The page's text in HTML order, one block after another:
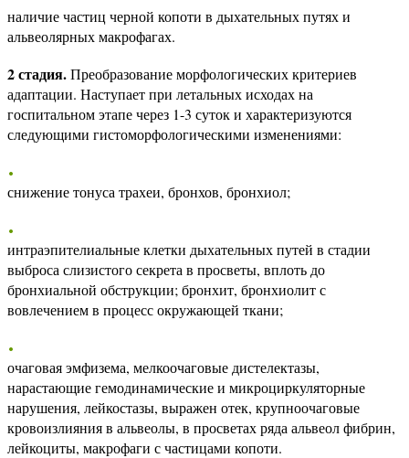
наличие частиц черной копоти в дыхательных путях и
альвеолярных макрофагах.
2 стадия.Преобразование морфологических критериев
адаптации. Наступает при летальных исходах на
госпитальном этапе через 1-3 суток и характеризуются
следующими гистоморфологическими изменениями:
снижение тонуса трахеи, бронхов, бронхиол;
интраэпителиальные клетки дыхательных путей в стадии
выброса слизистого секрета в просветы, вплоть до
бронхиальной обструкции; бронхит, бронхиолит с
вовлечением в процесс окружающей ткани;
очаговая эмфизема, мелкоочаговые дистелектазы,
нарастающие гемодинамические и микроциркуляторные
нарушения, лейкостазы, выражен отек, крупноочаговые
кровоизлияния в альвеолы, в просветах ряда альвеол фибрин,
лейкоциты, макрофаги с частицами копоти.